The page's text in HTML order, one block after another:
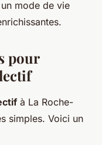
mode de vie
pour
à La Roche-
simples. Voici un